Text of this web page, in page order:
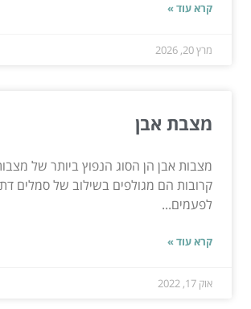
קרא עוד »
מרץ 20, 2026
מצבת אבן
מצבות אבן הן הסוג הנפוץ ביותר של
קרובות הם מגולפים בשילוב של סמלים
לפעמים...
קרא עוד »
אוק 17, 2022